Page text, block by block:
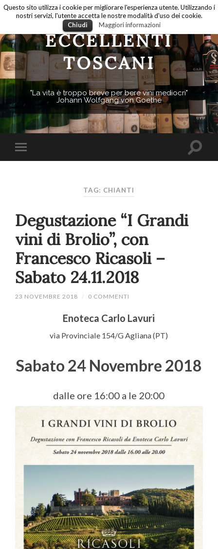
ECCELLENTI
TOSCANI
"La vita è troppo breve per bere vini mediocri"
Johann Wolfgang von Goethe
TAG: CHIANTI
Degustazione “I Grandi
vini di Brolio”, con
Francesco Ricasoli –
Sabato 24.11.2018
23 NOVEMBRE 2018 / 0 COMMENTI
Enoteca Carlo Lavuri
via Provinciale 154/G Agliana (PT)
Sabato 24 Novembre 2018
dalle ore 16:00 a le 20:00
Questo sito utilizza i cookie per migliorare l'esperienza utente. Utilizzando i
nostri servizi, l'utente accetta le nostre modalità d'uso dei cookie.
Chiudi
Maggiori informazioni